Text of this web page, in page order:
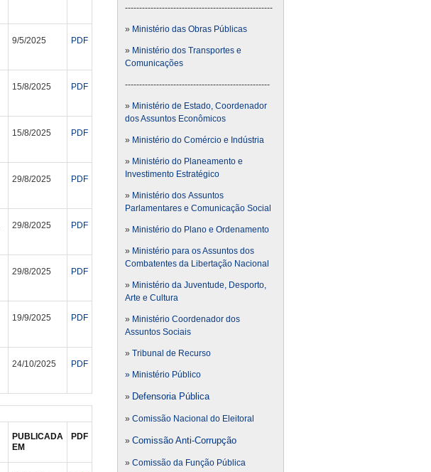
9/5/2025 PDF
15/8/2025 PDF
15/8/2025 PDF
29/8/2025 PDF
29/8/2025 PDF
29/8/2025 PDF
19/9/2025 PDF
24/10/2025 PDF
PUBLICADA
EM
PDF
----------------------------------------------------
» Ministério das Obras Públicas
» Ministério dos Transportes e
Comunicações
---------------------------------------------------
» Ministério de Estado, Coordenador
dos Assuntos Econômicos
» Ministério do Comércio e Indústria
» Ministério do Planeamento e
Investimento Estratégico
» Ministério dos Assuntos
Parlamentares e Comunicação Social
» Ministério do Plano e Ordenamento
» Ministério para os Assuntos dos
Combatentes da Libertação Nacional
» Ministério da Juventude, Desporto,
Arte e Cultura
» Ministério Coordenador dos
Assuntos Sociais
» Tribunal de Recurso
» Ministério Público
» Defensoria Pública
» Comissão Nacional do Eleitoral
» Comissão Anti-Corrupção
» Comissão da Função Pública